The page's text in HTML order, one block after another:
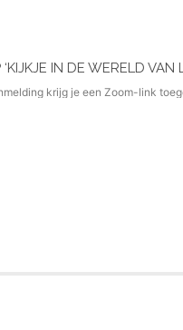
IN DE WERELD VAN
krijg je een Zoom-link